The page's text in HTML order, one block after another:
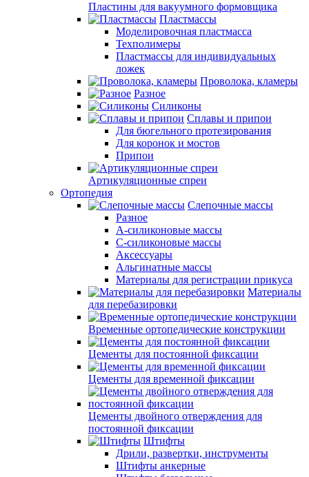
Пластины для вакуумного формовщика
Пластмассы
Моделировочная пластмасса
Техполимеры
Пластмассы для индивидуальных
ложек
Проволока, кламеры
Разное
Силиконы
Сплавы и припои
Для бюгельного протезирования
Для коронок и мостов
Припои
Артикуляционные спреи
Ортопедия
Слепочные массы
Разное
А-силиконовые массы
С-силиконовые массы
Аксессуары
Альгинатные массы
Материалы для регистрации прикуса
Материалы
для перебазировки
Временные ортопедические конструкции
Цементы для постоянной фиксации
Цементы для временной фиксации
Цементы двойного отверждения для
постоянной фиксации
Штифты
Дрили, развертки, инструменты
Штифты анкерные